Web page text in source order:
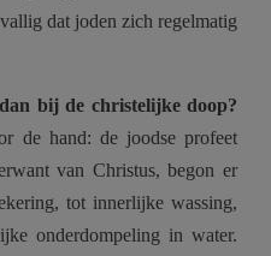
dat joden zich regelmatig
bij de christelijke doop?
de hand: de joodse profeet
van Christus, begon er
tot innerlijke wassing,
onderdompeling in water.